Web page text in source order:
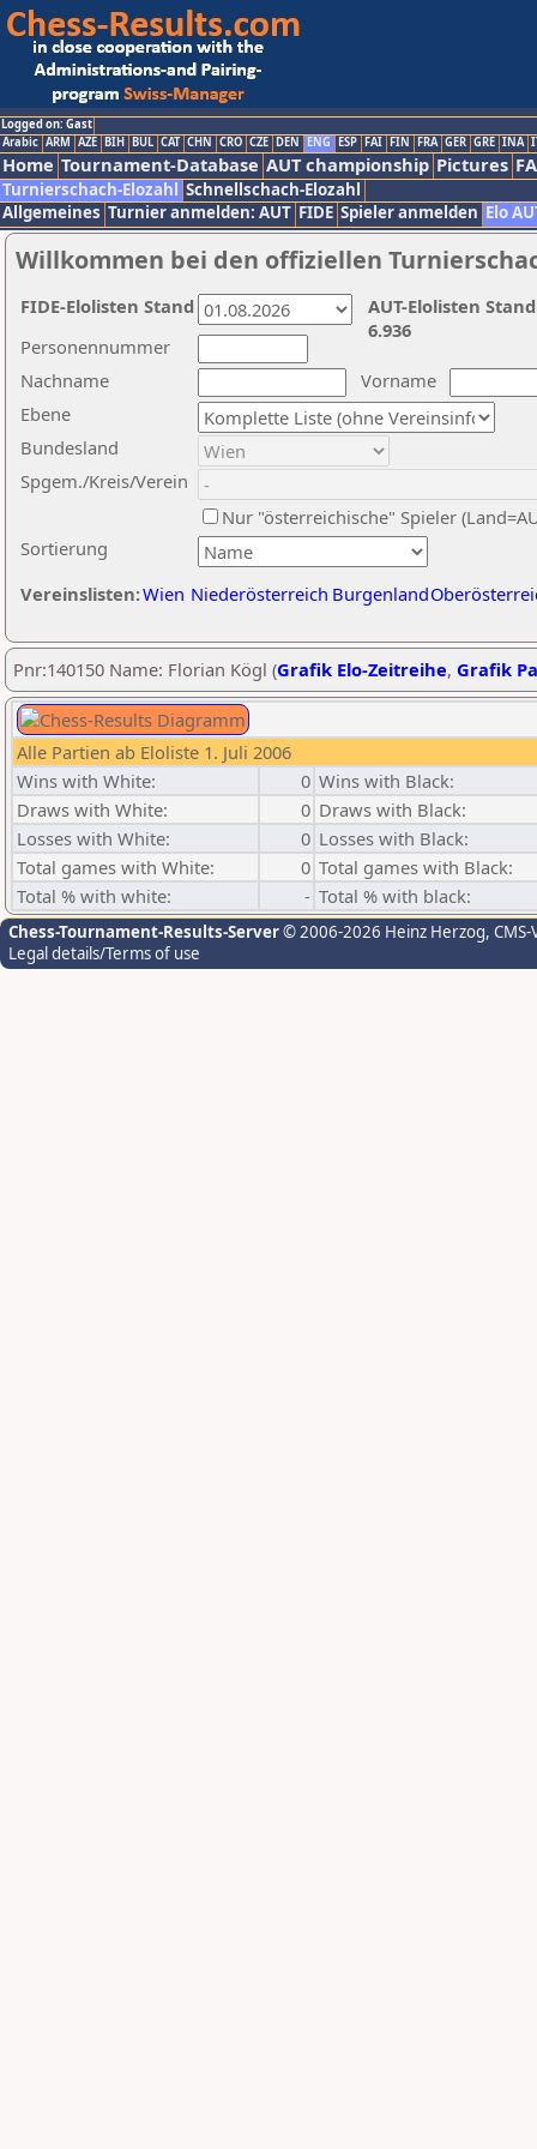
Logged on: Gast
Arabic ARM AZE BIH BUL CAT CHN CRO CZE DEN ENG ESP FAI FIN FRA GER GRE INA
Home Tournament-Database AUT championship Pictures
Turnierschach-Elozahl Schnellschach-Elozahl
Allgemeines Turnier anmelden: AUT FIDE Spieler anmelden Elo
Willkommen bei den offiziellen
Nachname
Vorname
Ebene
Sortierung
Personennummer
Bundesland
Spgem./Kreis/Verein
Nur "österreichische" Spieler
Vereinslisten:Wien Niederösterreich Burgenland
AUT-Elolisten
6.936
FIDE-Elolisten Stand
Pnr:140150 Name: Florian Kögl (Grafik Elo-Zeitreihe, Grafik
Alle Partien ab Eloliste 1. Juli 2006
Wins with White:
0 Wins with Black:
Draws with White:
0 Draws with Black:
Losses with White:
0 Losses with Black:
Total games with White:
0 Total games with Black:
Total % with white:
- Total % with black:
Chess-Tournament-Results-Server© 2006-2026 Heinz Herzog,
Legal details/Terms of use